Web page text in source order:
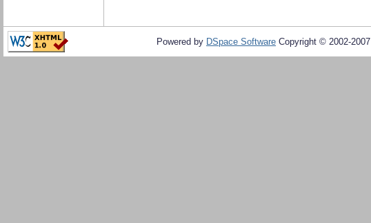
Powered by DSpace Software Copyright © 2002-2007